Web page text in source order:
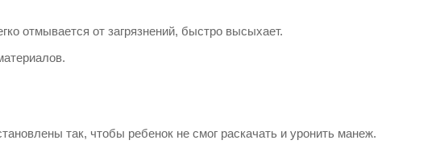
отмывается от загрязнений, быстро высыхает.
так, чтобы ребенок не смог раскачать и уронить манеж.